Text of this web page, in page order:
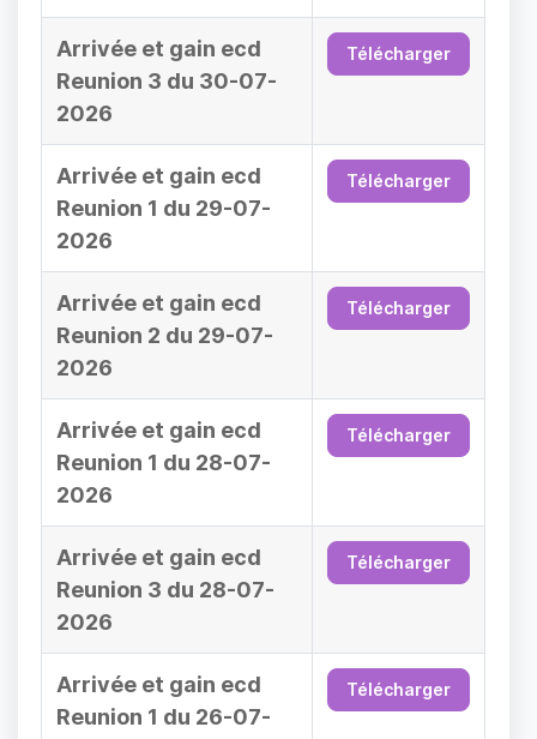
Arrivée et gain ecd
Reunion 3 du 30-07-
2026
Télécharger
Arrivée et gain ecd
Reunion 1 du 29-07-
2026
Télécharger
Arrivée et gain ecd
Reunion 2 du 29-07-
2026
Télécharger
Arrivée et gain ecd
Reunion 1 du 28-07-
2026
Télécharger
Arrivée et gain ecd
Reunion 3 du 28-07-
2026
Télécharger
Arrivée et gain ecd
Reunion 1 du 26-07-
Télécharger